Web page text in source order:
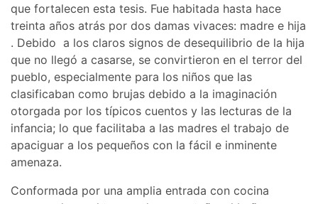
que fortalecen esta tesis. Fue habitada hasta hace
treinta años atrás por dos damas vivaces: madre e hija
. Debido a los claros signos de desequilibrio de la hija
que no llegó a casarse, se convirtieron en el terror del
pueblo, especialmente para los niños que las
clasificaban como brujas debido a la imaginación
otorgada por los típicos cuentos y las lecturas de la
infancia; lo que facilitaba a las madres el trabajo de
apaciguar a los pequeños con la fácil e inminente
amenaza.
Conformada por una amplia entrada con cocina